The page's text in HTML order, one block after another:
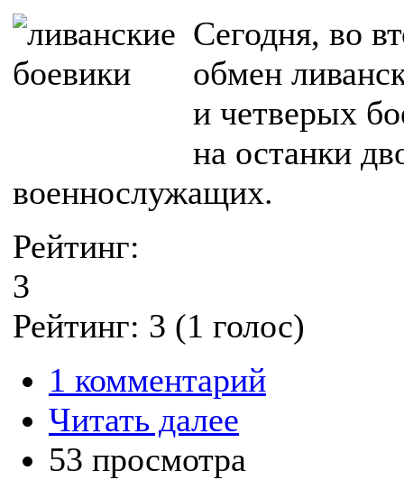
Сегодня, во
обмен
и четверых
на останки
военнослужащих.
Рейтинг:
3
Рейтинг: 3 (1 голос)
1 комментарий
Читать далее
53 просмотра